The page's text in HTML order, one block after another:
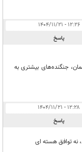
۱۲:۲۶ - ۱۴۰۴/۱۱/۲۱
پاسخ
جنگنده‌های بیشتری به
۱۲:۲۸ - ۱۴۰۴/۱۱/۲۱
پاسخ
نه توافق هسته ای